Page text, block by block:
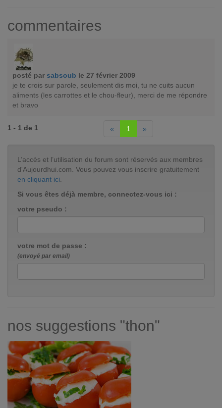
commentaires
posté par sabsoub le 27 février 2009
je te crois sur parole, seulement dis moi, tu ne cuits aucun
aliments (les carrottes et le chou-fleur), merci de me répondre
et bravo
1 - 1 de 1 « 1 »
L’accès et l’utilisation du forum sont réservés aux membres
d'Aujourdhui.com. Vous pouvez vous inscrire gratuitement
en cliquant ici.
Si vous êtes déjà membre, connectez-vous ici :
votre pseudo :
votre mot de passe :
(envoyé par email)
nos suggestions "thon"